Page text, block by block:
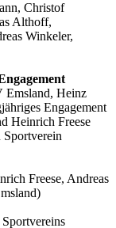
Christof
Althoff,
Winkeler,
Emsland, Heinz
Engagement
Heinrich Freese
Sportverein
Freese, Andreas